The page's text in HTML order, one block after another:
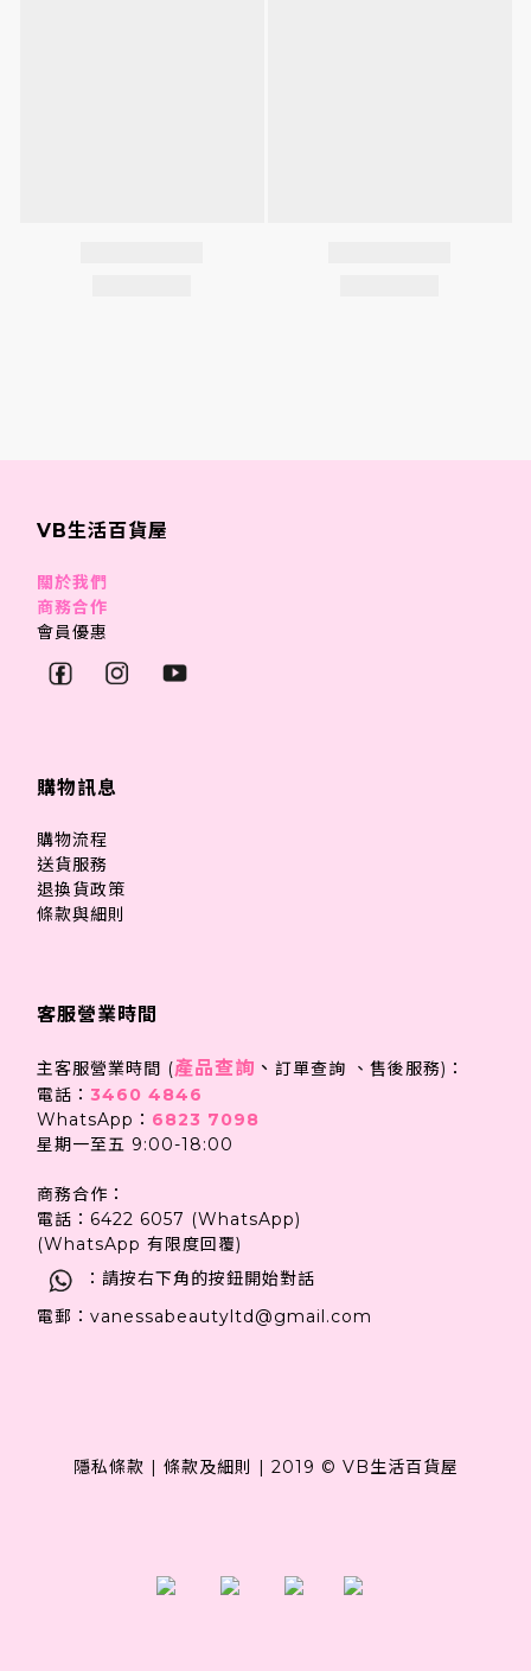
VB生活百貨屋
關於我們
商務合作
會員優惠
購物訊息
購物流程
送貨服務
退換貨政策
條款與細則
客服營業時間
主客服營業時間 (產品查詢 、 訂單查詢 、售後服務)：
電話： 3460 4846
WhatsApp： 6823 7098
星期一至五 9:00-18:00
商務合作：
電話：6422 6057 (WhatsApp)
(WhatsApp 有限度回覆)
：請按右下角的按鈕開始對話
電郵：vanessabeautyltd@gmail.com
隱私條款 | 條款及細則 | 2019 © VB生活百貨屋